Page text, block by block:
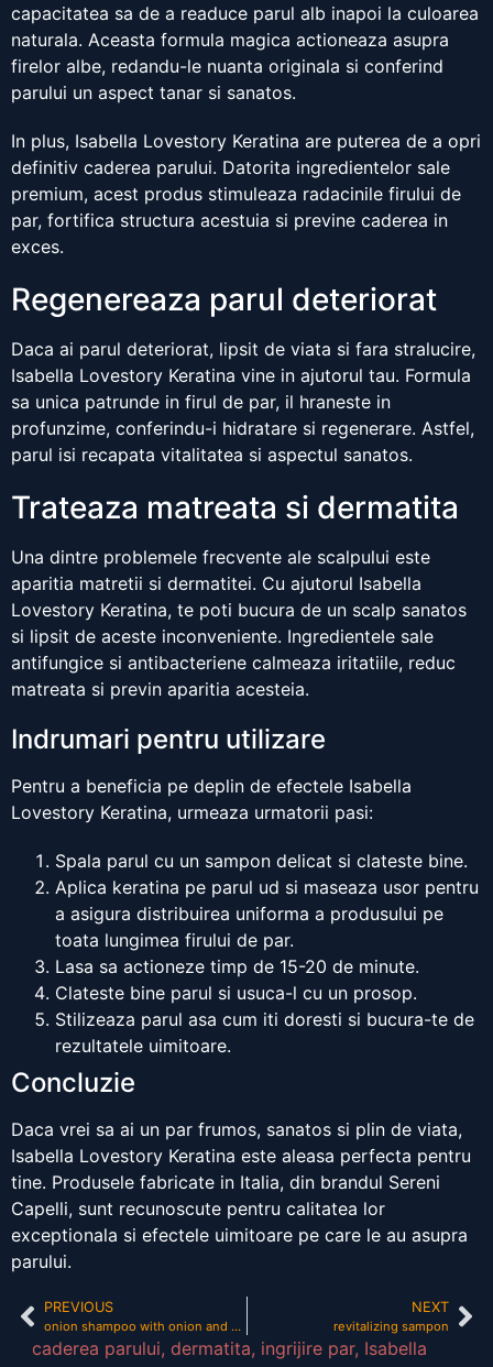
capacitatea sa de a readuce parul alb inapoi la culoarea
naturala. Aceasta formula magica actioneaza asupra
firelor albe, redandu-le nuanta originala si conferind
parului un aspect tanar si sanatos.
In plus, Isabella Lovestory Keratina are puterea de a opri
definitiv caderea parului. Datorita ingredientelor sale
premium, acest produs stimuleaza radacinile firului de
par, fortifica structura acestuia si previne caderea in
exces.
Regenereaza parul deteriorat
Daca ai parul deteriorat, lipsit de viata si fara stralucire,
Isabella Lovestory Keratina vine in ajutorul tau. Formula
sa unica patrunde in firul de par, il hraneste in
profunzime, conferindu-i hidratare si regenerare. Astfel,
parul isi recapata vitalitatea si aspectul sanatos.
Trateaza matreata si dermatita
Una dintre problemele frecvente ale scalpului este
aparitia matretii si dermatitei. Cu ajutorul Isabella
Lovestory Keratina, te poti bucura de un scalp sanatos
si lipsit de aceste inconveniente. Ingredientele sale
antifungice si antibacteriene calmeaza iritatiile, reduc
matreata si previn aparitia acesteia.
Indrumari pentru utilizare
Pentru a beneficia pe deplin de efectele Isabella
Lovestory Keratina, urmeaza urmatorii pasi:
Spala parul cu un sampon delicat si clateste bine.
Aplica keratina pe parul ud si maseaza usor pentru
a asigura distribuirea uniforma a produsului pe
toata lungimea firului de par.
Lasa sa actioneze timp de 15-20 de minute.
Clateste bine parul si usuca-l cu un prosop.
Stilizeaza parul asa cum iti doresti si bucura-te de
rezultatele uimitoare.
Concluzie
Daca vrei sa ai un par frumos, sanatos si plin de viata,
Isabella Lovestory Keratina este aleasa perfecta pentru
tine. Produsele fabricate in Italia, din brandul Sereni
Capelli, sunt recunoscute pentru calitatea lor
exceptionala si efectele uimitoare pe care le au asupra
parului.
PREVIOUS
onion shampoo with onion and plant keratin for hair fall control 250ml
NEXT
revitalizing sampon
caderea parului, dermatita, ingrijire par, Isabella